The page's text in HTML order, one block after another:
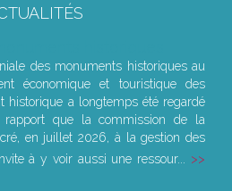
des monuments historiques au
économique et touristique des
historique a longtemps été regardé
que la commission de la
en juillet 2026, à la gestion des
à y voir aussi une ressour...